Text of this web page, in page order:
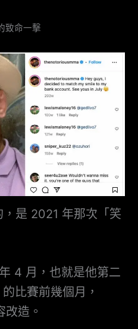
致命一擊
是 2021 年那次「笑
4 月，也就是他第二
比賽前幾個月，
造。